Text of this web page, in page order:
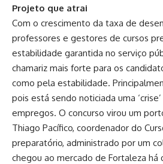
Projeto que atrai
Com o crescimento da taxa de
professores e gestores de cursos
estabilidade garantida no serviço
chamariz mais forte para os
como pela estabilidade.
pois está sendo noticiada uma
empregos. O concurso virou um
Thiago Pacífico, coordenador do
preparatório, administrado por um
chegou ao mercado de Fortaleza há